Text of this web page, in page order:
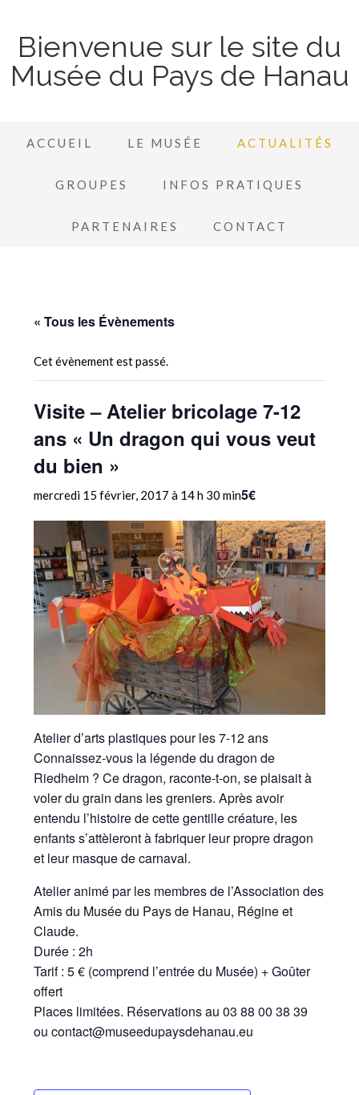
Bienvenue sur le site du
Musée du Pays de Hanau
ACCUEIL LE MUSÉE ACTUALITÉS
GROUPES INFOS PRATIQUES
PARTENAIRES CONTACT
« Tous les Évènements
Cet évènement est passé.
Visite – Atelier bricolage 7-12
ans « Un dragon qui vous veut
du bien »
mercredi 15 février, 2017 à 14 h 30 min5€
Atelier d’arts plastiques pour les 7-12 ans
Connaissez-vous la légende du dragon de
Riedheim ? Ce dragon, raconte-t-on, se plaisait à
voler du grain dans les greniers. Après avoir
entendu l’histoire de cette gentille créature, les
enfants s’attèleront à fabriquer leur propre dragon
et leur masque de carnaval.
Atelier animé par les membres de l’Association des
Amis du Musée du Pays de Hanau, Régine et
Claude.
Durée : 2h
Tarif : 5 € (comprend l’entrée du Musée) + Goûter
offert
Places limitées. Réservations au 03 88 00 38 39
ou contact@museedupaysdehanau.eu